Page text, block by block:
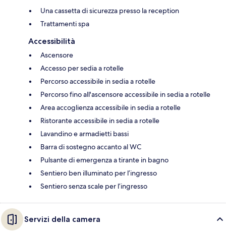
Una cassetta di sicurezza presso la reception
Trattamenti spa
Accessibilità
Ascensore
Accesso per sedia a rotelle
Percorso accessibile in sedia a rotelle
Percorso fino all'ascensore accessibile in sedia a rotelle
Area accoglienza accessibile in sedia a rotelle
Ristorante accessibile in sedia a rotelle
Lavandino e armadietti bassi
Barra di sostegno accanto al WC
Pulsante di emergenza a tirante in bagno
Sentiero ben illuminato per l’ingresso
Sentiero senza scale per l’ingresso
Servizi della camera